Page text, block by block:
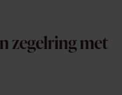
zegelring met